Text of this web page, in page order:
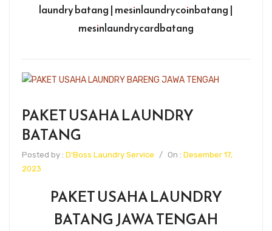
laundry batang | mesinlaundrycoinbatang |
mesinlaundrycardbatang
PAKET USAHA LAUNDRY
BATANG
Posted by : D'Boss Laundry Service / On : Desember 17,
2023
PAKET USAHA LAUNDRY
BATANG JAWA TENGAH